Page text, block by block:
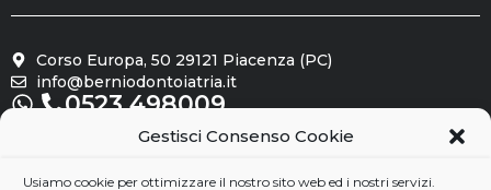
Gestisci Consenso Cookie
Usiamo cookie per ottimizzare il nostro sito web ed i nostri servizi.
Corso Europa, 50 29121 Piacenza (PC)
info@berniodontoiatria.it
0523.498009